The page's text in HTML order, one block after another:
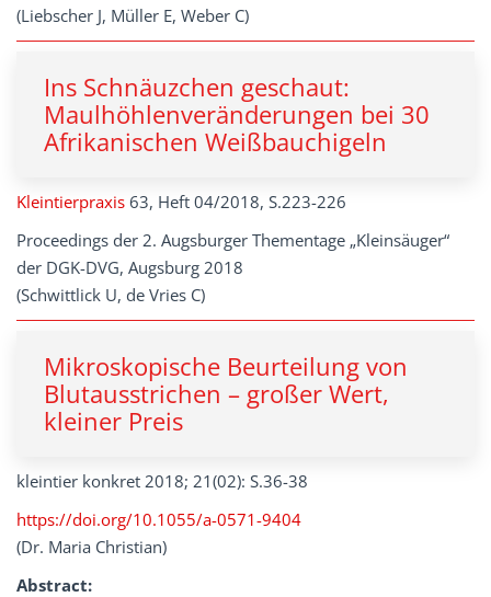
(Liebscher J, Müller E, Weber C)
Ins Schnäuzchen geschaut:
Maulhöhlenveränderungen bei 30
Afrikanischen Weißbauchigeln
Kleintierpraxis 63, Heft 04/2018, S.223-226
Proceedings der 2. Augsburger Thementage „Kleinsäuger“
der DGK-DVG, Augsburg 2018
(Schwittlick U, de Vries C)
Mikroskopische Beurteilung von
Blutausstrichen – großer Wert,
kleiner Preis
kleintier konkret 2018; 21(02): S.36-38
https://doi.org/10.1055/a-0571-9404
(Dr. Maria Christian)
Abstract: